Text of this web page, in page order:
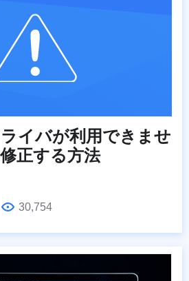
ライバが利用できませ
正する方法
30,754